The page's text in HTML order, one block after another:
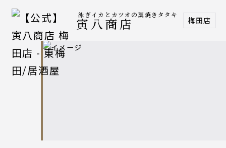
泳ぎイカとカツオの藁焼きタタキ
寅八商店 梅田店